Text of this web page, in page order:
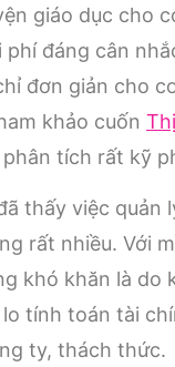
giáo dục cho
đáng cân
đơn giản cho
khảo cuốn
tích rất kỹ
thấy việc quản
rất nhiều. Với
khó khăn là do
tính toán tài
ty, thách thức.